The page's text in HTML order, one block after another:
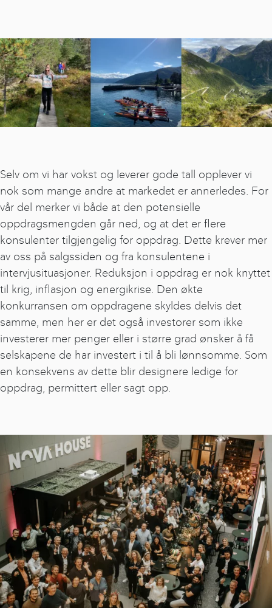
Selv om vi har vokst og leverer gode tall opplever vi
nok som mange andre at markedet er annerledes. For
vår del merker vi både at den potensielle
oppdragsmengden går ned, og at det er flere
konsulenter tilgjengelig for oppdrag. Dette krever mer
av oss på salgssiden og fra konsulentene i
intervjusituasjoner. Reduksjon i oppdrag er nok knyttet
til krig, inflasjon og energikrise. Den økte
konkurransen om oppdragene skyldes delvis det
samme, men her er det også investorer som ikke
investerer mer penger eller i større grad ønsker å få
selskapene de har investert i til å bli lønnsomme. Som
en konsekvens av dette blir designere ledige for
oppdrag, permittert eller sagt opp.